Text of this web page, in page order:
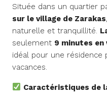
Située dans un quartier
sur le village de Zarakas
naturelle et tranquillité.
seulement 9 minutes
idéal pour une résidence
vacances.
Caractéristiques de